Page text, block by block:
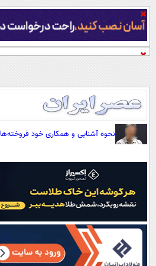
صفحه اول
آرشیو
نظرسنجی
آب و هوا
اوقات شرعی
سواد زندگی
نحوه آشنایی و همکاری خود